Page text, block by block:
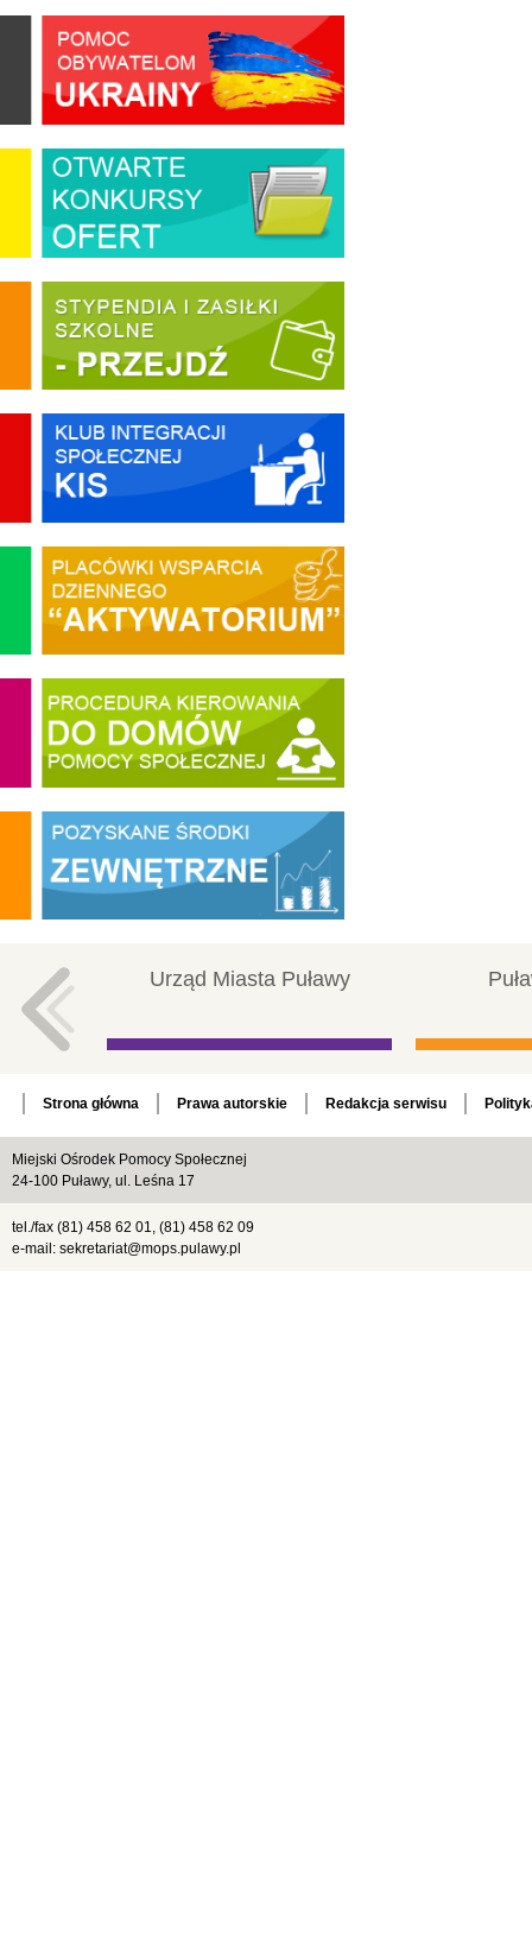
Urząd Miasta Puławy
Strona główna Prawa autorskie Redakcja serwisu
Miejski Ośrodek Pomocy Społecznej
24-100 Puławy, ul. Leśna 17
tel./fax (81) 458 62 01, (81) 458 62 09
e-mail: sekretariat@mops.pulawy.pl